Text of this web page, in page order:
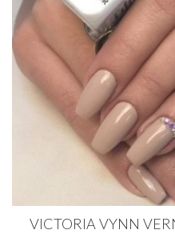
VICTORIA VYNN